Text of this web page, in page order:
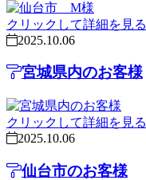
クリックして詳細を見る
2025.10.06
宮城県内のお客様
クリックして詳細を見る
2025.10.06
仙台市のお客様